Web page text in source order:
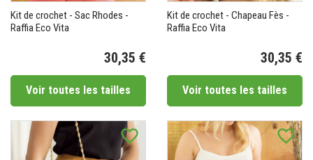
Kit de crochet - Sac Rhodes -
Raffia Eco Vita
30,35 €
Voir toutes les tailles
Kit de crochet - Chapeau Fès -
Raffia Eco Vita
30,35 €
Voir toutes les tailles
favorite_border favorite_border